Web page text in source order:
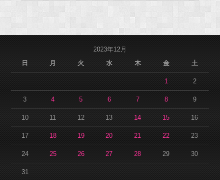
2023年12月
日
月 火 水 木 金 土
1 2
3 4 5 6 7 8 9
10 11 12 13 14 15 16
17 18 19 20 21 22 23
24 25 26 27 28 29 30
31